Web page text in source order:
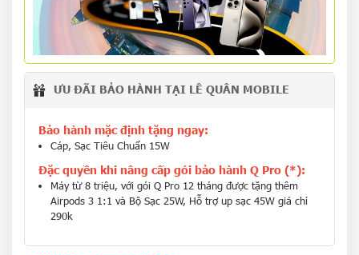
ƯU ĐÃI BẢO HÀNH TẠI LÊ QUÂN MOBILE
Bảo hành mặc định tặng ngay:
Cáp, Sạc Tiêu Chuẩn 15W
Đặc quyền khi nâng cấp gói bảo hành Q Pro (*):
Máy từ 8 triệu, với gói Q Pro 12 tháng được tặng thêm
Airpods 3 1:1 và Bộ Sạc 25W, Hỗ trợ up sạc 45W giá chỉ
290k